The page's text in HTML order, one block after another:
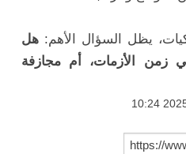
يظل السؤال الأهم:هل
زمن الأزمات، أم مجازفة